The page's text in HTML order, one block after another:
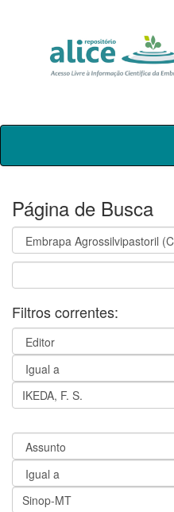
Skip
Página de Busca
Filtros correntes: